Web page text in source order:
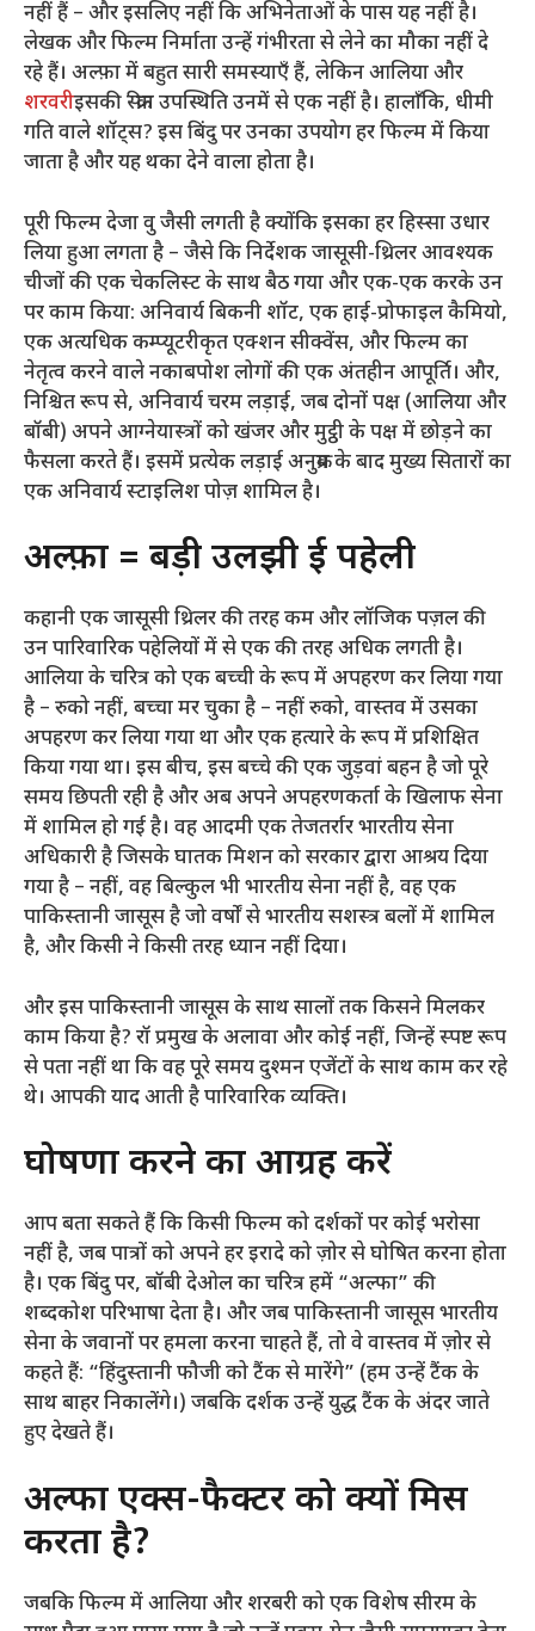
नहीं हैं – और इसलिए नहीं कि अभिनेताओं के पास यह नहीं है।
लेखक और फिल्म निर्माता उन्हें गंभीरता से लेने का मौका नहीं दे
रहे हैं। अल्फ़ा में बहुत सारी समस्याएँ हैं, लेकिन आलिया और
शरवरीइसकी स्क्रीन उपस्थिति उनमें से एक नहीं है। हालाँकि, धीमी
गति वाले शॉट्स? इस बिंदु पर उनका उपयोग हर फिल्म में किया
जाता है और यह थका देने वाला होता है।
पूरी फिल्म देजा वु जैसी लगती है क्योंकि इसका हर हिस्सा उधार
लिया हुआ लगता है – जैसे कि निर्देशक जासूसी-थ्रिलर आवश्यक
चीजों की एक चेकलिस्ट के साथ बैठ गया और एक-एक करके उन
पर काम किया: अनिवार्य बिकनी शॉट, एक हाई-प्रोफाइल कैमियो,
एक अत्यधिक कम्प्यूटरीकृत एक्शन सीक्वेंस, और फिल्म का
नेतृत्व करने वाले नकाबपोश लोगों की एक अंतहीन आपूर्ति। और,
निश्चित रूप से, अनिवार्य चरम लड़ाई, जब दोनों पक्ष (आलिया और
बॉबी) अपने आग्नेयास्त्रों को खंजर और मुट्ठी के पक्ष में छोड़ने का
फैसला करते हैं। इसमें प्रत्येक लड़ाई अनुक्रम के बाद मुख्य सितारों का
एक अनिवार्य स्टाइलिश पोज़ शामिल है।
अल्फ़ा = बड़ी उलझी हुई पहेली
कहानी एक जासूसी थ्रिलर की तरह कम और लॉजिक पज़ल की
उन पारिवारिक पहेलियों में से एक की तरह अधिक लगती है।
आलिया के चरित्र को एक बच्ची के रूप में अपहरण कर लिया गया
है – रुको नहीं, बच्चा मर चुका है – नहीं रुको, वास्तव में उसका
अपहरण कर लिया गया था और एक हत्यारे के रूप में प्रशिक्षित
किया गया था। इस बीच, इस बच्चे की एक जुड़वां बहन है जो पूरे
समय छिपती रही है और अब अपने अपहरणकर्ता के खिलाफ सेना
में शामिल हो गई है। वह आदमी एक तेजतर्रार भारतीय सेना
अधिकारी है जिसके घातक मिशन को सरकार द्वारा आश्रय दिया
गया है – नहीं, वह बिल्कुल भी भारतीय सेना नहीं है, वह एक
पाकिस्तानी जासूस है जो वर्षों से भारतीय सशस्त्र बलों में शामिल
है, और किसी ने किसी तरह ध्यान नहीं दिया।
और इस पाकिस्तानी जासूस के साथ सालों तक किसने मिलकर
काम किया है? रॉ प्रमुख के अलावा और कोई नहीं, जिन्हें स्पष्ट रूप
से पता नहीं था कि वह पूरे समय दुश्मन एजेंटों के साथ काम कर रहे
थे। आपकी याद आती है पारिवारिक व्यक्ति।
घोषणा करने का आग्रह करें
आप बता सकते हैं कि किसी फिल्म को दर्शकों पर कोई भरोसा
नहीं है, जब पात्रों को अपने हर इरादे को ज़ोर से घोषित करना होता
है। एक बिंदु पर, बॉबी देओल का चरित्र हमें “अल्फा” की
शब्दकोश परिभाषा देता है। और जब पाकिस्तानी जासूस भारतीय
सेना के जवानों पर हमला करना चाहते हैं, तो वे वास्तव में ज़ोर से
कहते हैं: “हिंदुस्तानी फौजी को टैंक से मारेंगे” (हम उन्हें टैंक के
साथ बाहर निकालेंगे।) जबकि दर्शक उन्हें युद्ध टैंक के अंदर जाते
हुए देखते हैं।
अल्फा एक्स-फैक्टर को क्यों मिस
करता है?
जबकि फिल्म में आलिया और शरबरी को एक विशेष सीरम के